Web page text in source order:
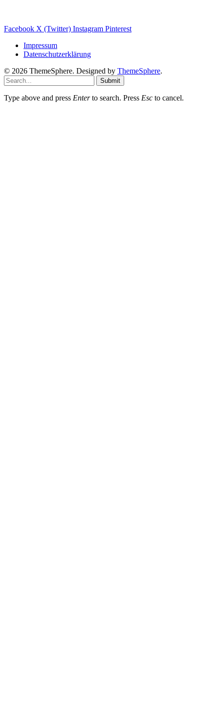
Facebook X (Twitter) Instagram Pinterest
Impressum
Datenschutzerklärung
© 2026 ThemeSphere. Designed by ThemeSphere.
Submit
Type above and press Enterto search. Press Esc to cancel.